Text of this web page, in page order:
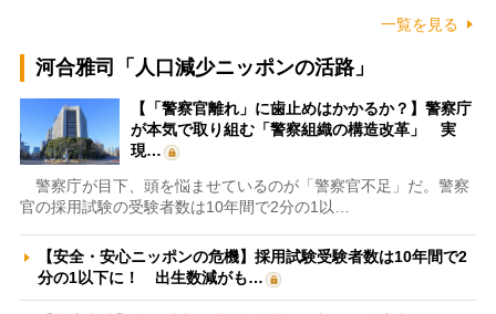
一覧を見る
河合雅司「人口減少ニッポンの活路」
【「警察官離れ」に歯止めはかかるか？】警察庁
が本気で取り組む「警察組織の構造改革」 実
現…
警察庁が目下、頭を悩ませているのが「警察官不足」だ。警察
官の採用試験の受験者数は10年間で2分の1以…
【安全・安心ニッポンの危機】採用試験受験者数は10年間で2
分の1以下に！ 出生数減がも…